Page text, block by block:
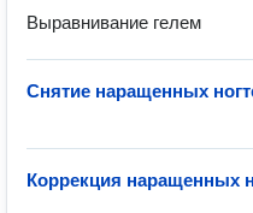
Выравнивание гелем
Снятие наращенных
Коррекция наращенных